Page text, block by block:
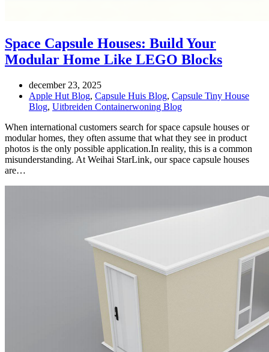
Space Capsule Houses: Build Your
Modular Home Like LEGO Blocks
december 23, 2025
Apple Hut Blog, Capsule Huis Blog, Capsule Tiny House
Blog, Uitbreiden Containerwoning Blog
When international customers search for space capsule houses or
modular homes, they often assume that what they see in product
photos is the only possible application.In reality, this is a common
misunderstanding. At Weihai StarLink, our space capsule houses
are…